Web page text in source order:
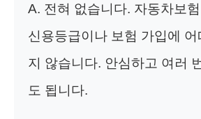
A. 전혀 없습니다. 자동차보
신용등급이나 보험 가입에
지 않습니다. 안심하고 여러
도 됩니다.